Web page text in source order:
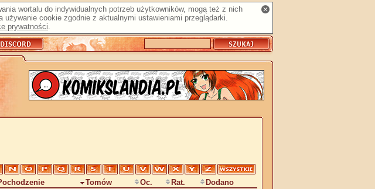
wortalu do indywidualnych potrzeb użytkowników, mogą też z nich
cookie zgodnie z aktualnymi ustawieniami przeglądarki.
prywatności.
Tomów Oc. Rat.
Dodano